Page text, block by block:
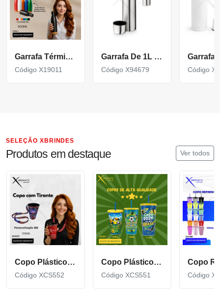
Garrafa Térmica em Inox com Fundo de Cortiça X19011
Código X19011
Garrafa De 1L Em Aço Inox De Parede Dupla Térmica, Isolada A Vácuo.
Código X94679 Código
SELEÇÃO XBRINDES
Produtos em destaque Ver todos
Copo Plástico de 550 ML com Tirante Personalizado XCS552
Código XCS552
Copo Plástico personalizado In Mold Label 360 XCS551
Código XCS551 Código